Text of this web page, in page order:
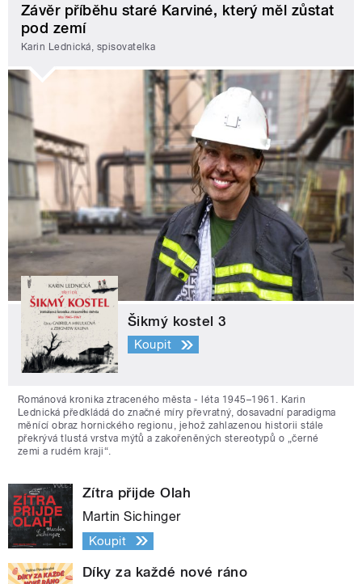
Závěr příběhu staré Karviné, který měl zůstat
pod zemí
Karin Lednická, spisovatelka
Šikmý kostel 3
Koupit
Románová kronika ztraceného města - léta 1945–1961. Karin
Lednická předkládá do značné míry převratný, dosavadní paradigma
měnící obraz hornického regionu, jehož zahlazenou historii stále
překrývá tlustá vrstva mýtů a zakořeněných stereotypů o „černé
zemi a rudém kraji“.
Zítra přijde Olah
Martin Sichinger
Koupit
Díky za každé nové ráno